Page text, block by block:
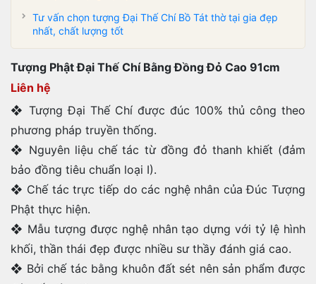
Tư vấn chọn tượng Đại Thế Chí Bồ Tát thờ tại gia đẹp
nhất, chất lượng tốt
Tượng Phật Đại Thế Chí Bằng Đồng Đỏ Cao 91cm
Liên hệ
❖ Tượng Đại Thế Chí được đúc 100% thủ công theo
phương pháp truyền thống.
❖ Nguyên liệu chế tác từ đồng đỏ thanh khiết (đảm
bảo đồng tiêu chuẩn loại I).
❖ Chế tác trực tiếp do các nghệ nhân của Đúc Tượng
Phật thực hiện.
❖ Mẫu tượng được nghệ nhân tạo dựng với tỷ lệ hình
khối, thần thái đẹp được nhiều sư thầy đánh giá cao.
❖ Bởi chế tác bằng khuôn đất sét nên sản phẩm được